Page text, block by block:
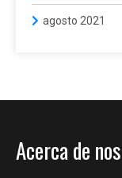
agosto 2021
Acerca de